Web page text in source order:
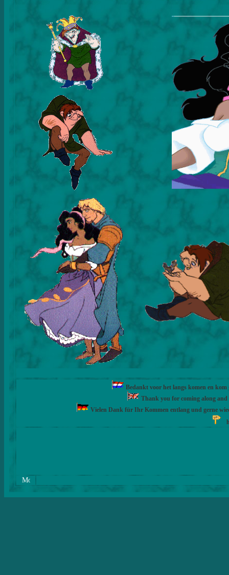
Bedankt voor het langs komen en
Thank you for coming along and
Vielen Dank für Ihr Kommen entlang und gerne